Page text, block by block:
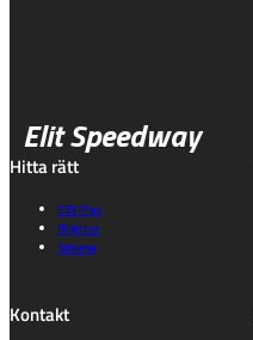
Elit Speedway
Hitta rätt
ESS Play
Biljetter
Schema
Kontakt